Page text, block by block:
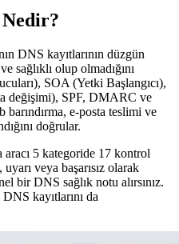
DNS kayıtlarının düzgün
sağlıklı olup olmadığını
SOA (Yetki Başlangıcı),
değişimi), SPF, DMARC ve
e-posta teslimi ve
doğrular.
5 kategoride 17 kontrol
veya başarısız olarak
bir DNS sağlık notu alırsınız.
kayıtlarını da